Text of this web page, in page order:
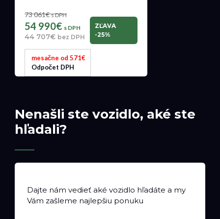
73 061€s DPH
54 990€ s DPH
44 707€ bez DPH
ZĽAVA
-25%
mesačne od 571€
Odpočet DPH
Nenašli ste vozidlo, aké ste
hľadali?
Dajte nám vedieť aké vozidlo hľadáte a my
Vám zašleme najlepšiu ponuku